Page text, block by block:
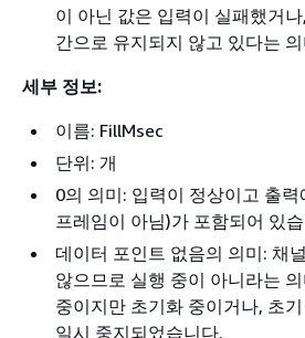
이 아닌 값은 입력이 실패했거
간으로 유지되지 않고 있다는
세부 정보:
이름: FillMsec
단위: 개
0의 의미: 입력이 정상이고 출
프레임이 아님)가 포함되어 있
데이터 포인트 없음의 의미: 채
않으므로 실행 중이 아니라는
중이지만 초기화 중이거나, 초
일시 중지되었습니다.